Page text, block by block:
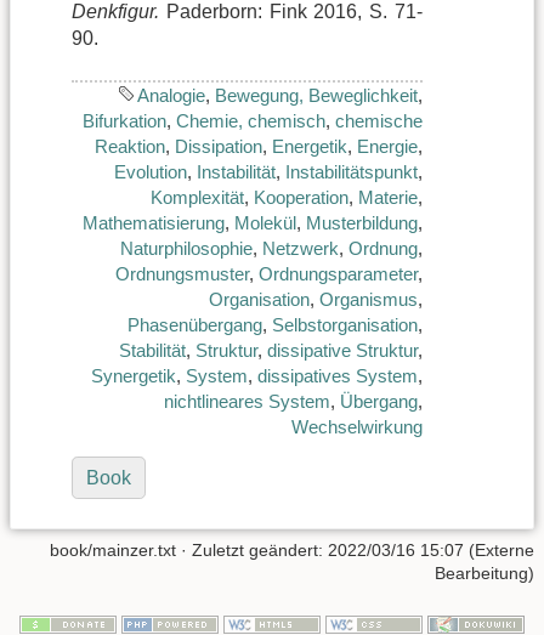
Denkfigur. Paderborn: Fink 2016, S. 71-
90.
Analogie, Bewegung, Beweglichkeit,
Bifurkation, Chemie, chemisch, chemische
Reaktion, Dissipation, Energetik, Energie,
Evolution, Instabilität, Instabilitätspunkt,
Komplexität, Kooperation, Materie,
Mathematisierung, Molekül, Musterbildung,
Naturphilosophie, Netzwerk, Ordnung,
Ordnungsmuster, Ordnungsparameter,
Organisation, Organismus,
Phasenübergang, Selbstorganisation,
Stabilität, Struktur, dissipative Struktur,
Synergetik, System, dissipatives System,
nichtlineares System, Übergang,
Wechselwirkung
Book
book/mainzer.txt · Zuletzt geändert: 2022/03/16 15:07 (Externe
Bearbeitung)